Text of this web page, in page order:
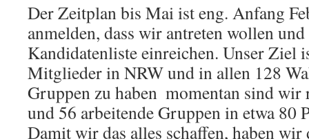
Der Zeitplan bis Mai ist eng. Anfang
anmelden, dass wir antreten wollen
Kandidatenliste einreichen. Unser Ziel
Mitglieder in NRW und in allen 128
Gruppen zu haben  momentan sind
und 56 arbeitende Gruppen in etwa 80
Damit wir das alles schaffen, haben